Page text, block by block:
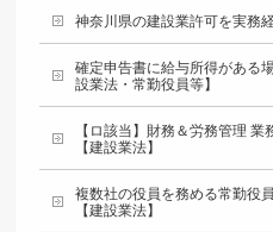
神奈川県の建設業許可を実務
確定申告書に給与所得がある
設業法・常勤役員等】
【ロ該当】財務＆労務管理
【建設業法】
複数社の役員を務める常勤役
【建設業法】